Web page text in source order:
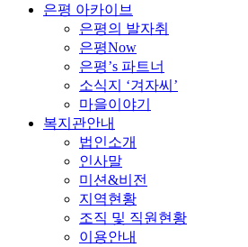
은평 아카이브
은평의 발자취
은평Now
은평’s 파트너
소식지 ‘겨자씨’
마을이야기
복지관안내
법인소개
인사말
미션&비전
지역현황
조직 및 직원현황
이용안내